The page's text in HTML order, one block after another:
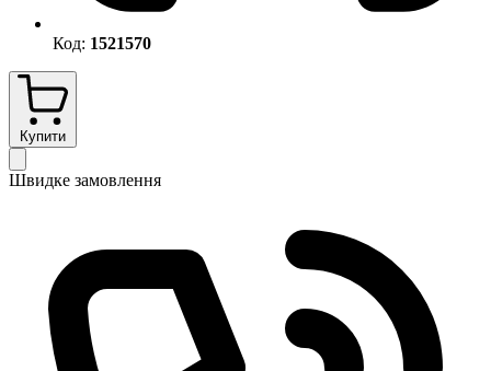
Код: 1521570
Купити
Швидке замовлення